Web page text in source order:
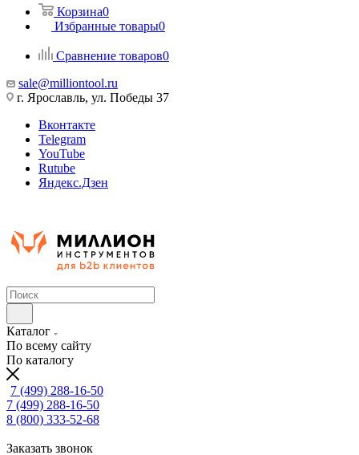
Корзина0
Избранные товары0
Сравнение товаров0
sale@milliontool.ru
г. Ярославль, ул. Победы 37
Вконтакте
Telegram
YouTube
Rutube
Яндекс.Дзен
Каталог
По всему сайту
По каталогу
7 (499) 288-16-50
7 (499) 288-16-50
8 (800) 333-52-68
Заказать звонок